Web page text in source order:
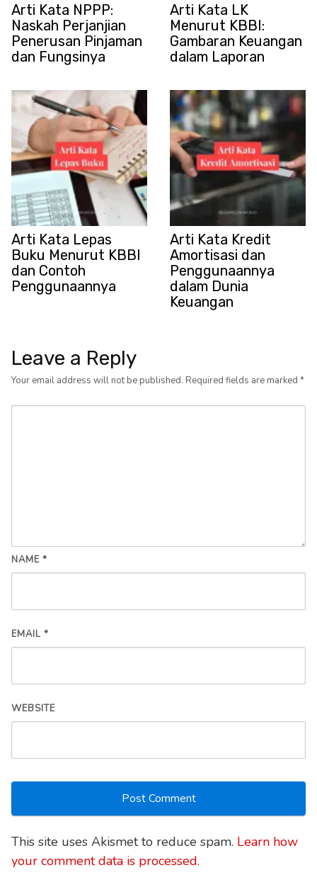
Arti Kata NPPP:
Naskah Perjanjian
Penerusan Pinjaman
dan Fungsinya
Arti Kata LK
Menurut KBBI:
Gambaran Keuangan
dalam Laporan
Arti Kata Lepas
Buku Menurut KBBI
dan Contoh
Penggunaannya
Arti Kata Kredit
Amortisasi dan
Penggunaannya
dalam Dunia
Keuangan
Leave a Reply
Your email address will not be published. Required fields are marked *
NAME *
EMAIL *
WEBSITE
This site uses Akismet to reduce spam. Learn how
your comment data is processed.